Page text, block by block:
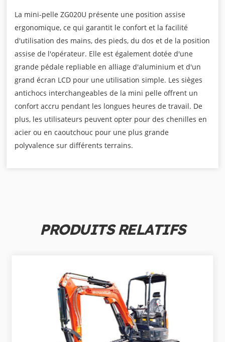
La mini-pelle ZG020U présente une position assise
ergonomique, ce qui garantit le confort et la facilité
d'utilisation des mains, des pieds, du dos et de la position
assise de l'opérateur. Elle est également dotée d'une
grande pédale repliable en alliage d'aluminium et d'un
grand écran LCD pour une utilisation simple. Les sièges
antichocs interchangeables de la mini pelle offrent un
confort accru pendant les longues heures de travail. De
plus, les utilisateurs peuvent opter pour des chenilles en
acier ou en caoutchouc pour une plus grande
polyvalence sur différents terrains.
PRODUITS RELATIFS